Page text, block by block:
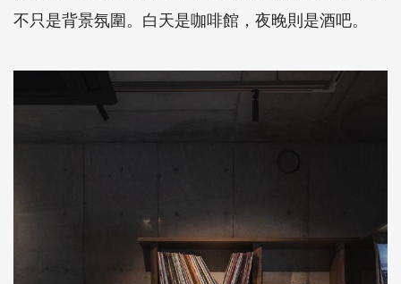
不只是背景氛圍。白天是咖啡館，夜晚則是酒吧。